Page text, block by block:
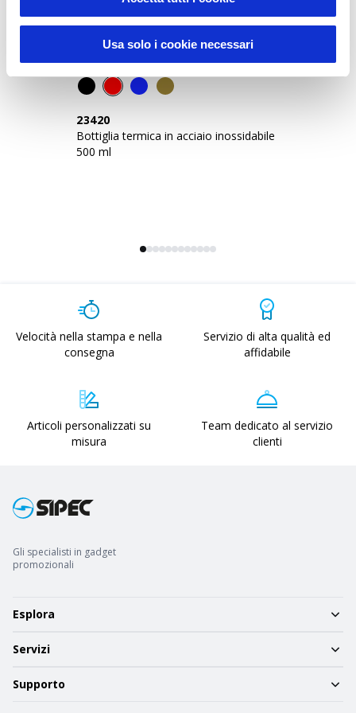
Usa solo i cookie necessari
Sustainable Living
23420
Bottiglia termica in acciaio inossidabile
500 ml
Velocità nella stampa e nella
consegna
Servizio di alta qualità ed
affidabile
Articoli personalizzati su
misura
Team dedicato al servizio
clienti
Gli specialisti in gadget
promozionali
Esplora
Servizi
Supporto